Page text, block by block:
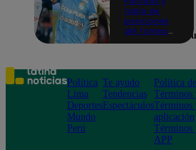
tabla de
posiciones
del Torneo
en la fecha 4
Política
Lima
Deportes
Mundo
Perú
Te ayudo
Tendencias
Espectáculos
Política
Términos
Términos
aplicación
Términos
APP